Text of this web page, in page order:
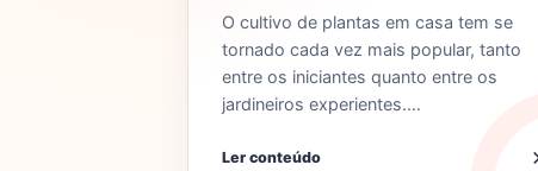
O cultivo de plantas em casa tem se
tornado cada vez mais popular, tanto
entre os iniciantes quanto entre os
jardineiros experientes.…
Ler conteúdo